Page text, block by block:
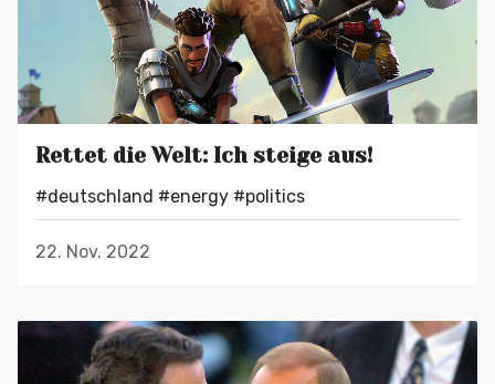
Rettet die Welt: Ich steige aus!
#deutschland #energy #politics
22. Nov. 2022